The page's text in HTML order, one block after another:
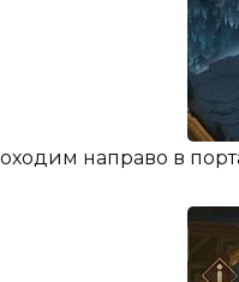
направо в